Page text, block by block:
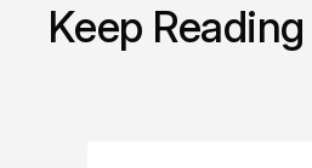
Keep Reading